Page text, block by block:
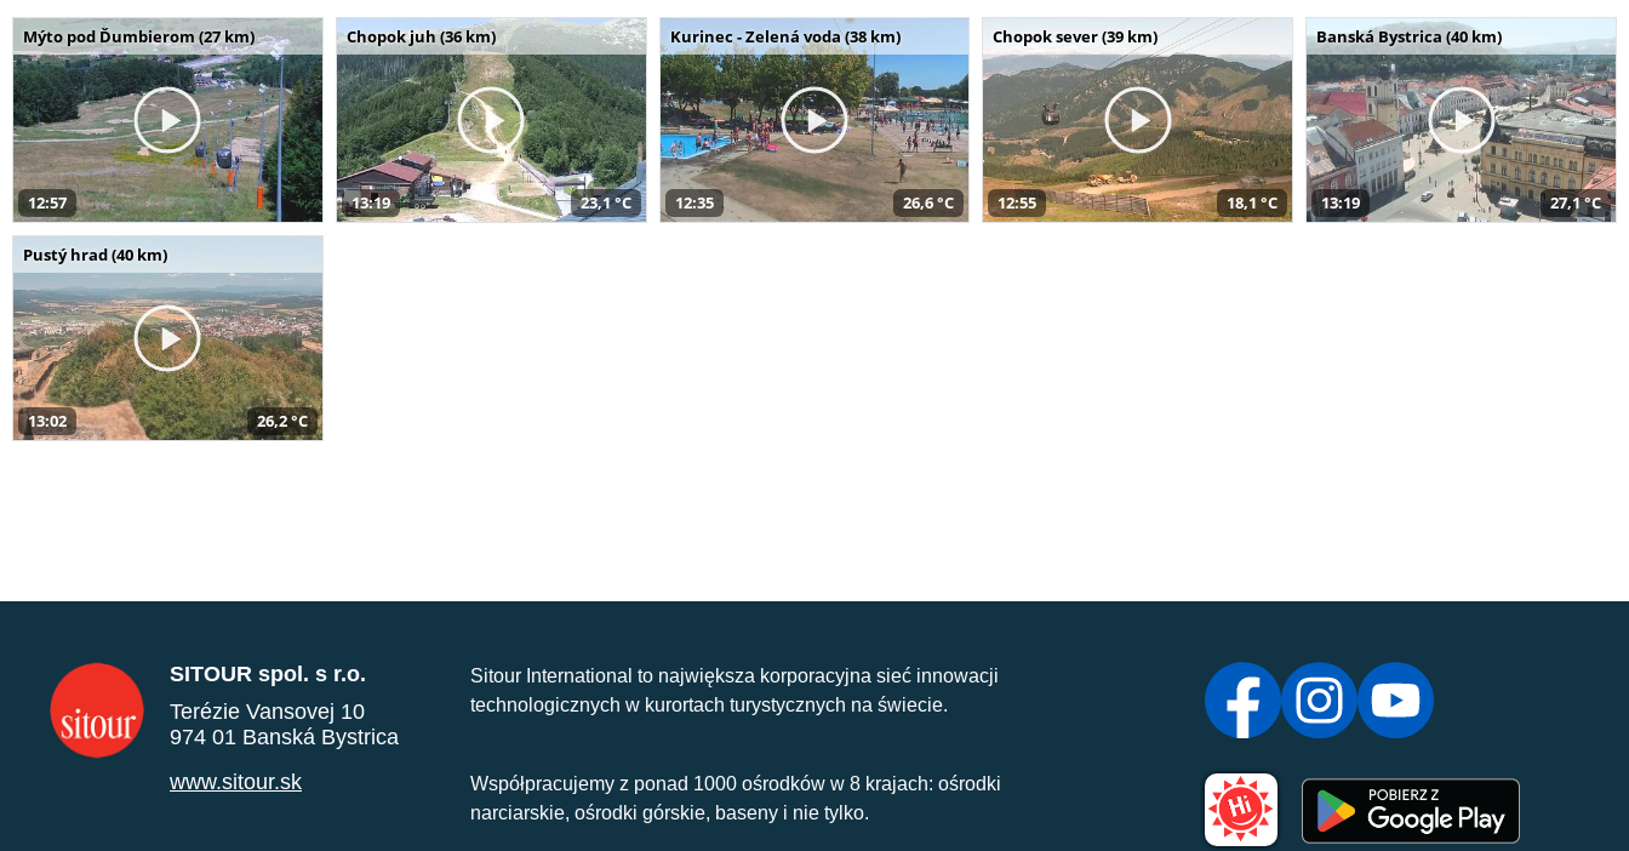
Mýto pod Ďumbierom (27 km)
12:57
Chopok juh (36 km)
13:19 23,1 °C
Kurinec - Zelená voda (38 km)
12:35 26,6 °C
Chopok sever (39 km)
12:55 18,1 °C
Banská Bystrica (40 km)
13:19 27,1 °C
Pustý hrad (40 km)
13:02 26,2 °C
SITOUR spol. s r.o.
Terézie Vansovej 10
974 01 Banská Bystrica
www.sitour.sk
Sitour International to największa korporacyjna sieć innowacji
technologicznych w kurortach turystycznych na świecie.
Współpracujemy z ponad 1000 ośrodków w 8 krajach: ośrodki
narciarskie, ośrodki górskie, baseny i nie tylko.